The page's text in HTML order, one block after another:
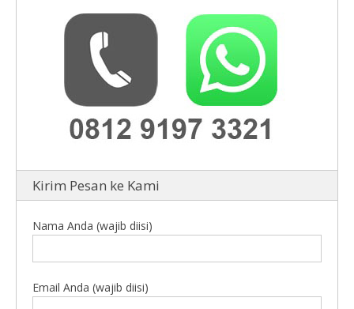
Kirim Pesan ke Kami
Nama Anda (wajib diisi)
Email Anda (wajib diisi)